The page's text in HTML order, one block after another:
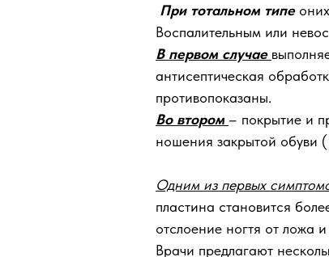
При тотальном типе
Воспалительным или
В первом случае
антисептическая
противопоказаны.
Во втором – покрытие и
ношения закрытой обуви
Одним из первых
пластина становится
отслоение ногтя от ложа
Врачи предлагают